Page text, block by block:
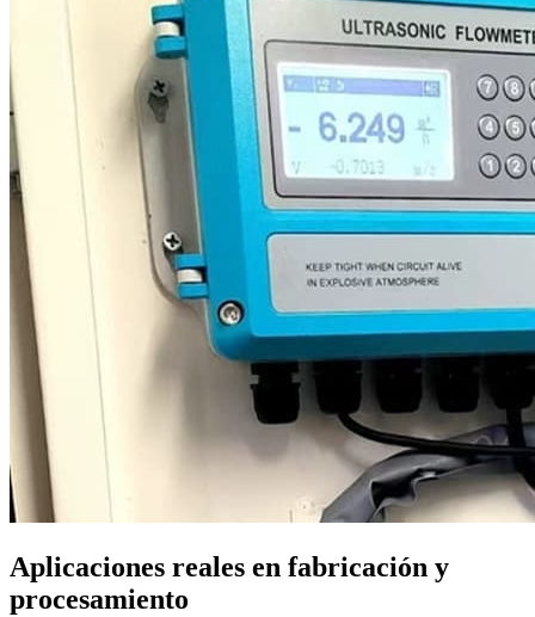
Aplicaciones reales en fabricación y
procesamiento